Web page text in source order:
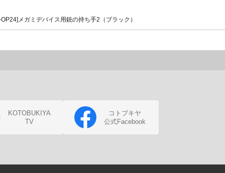
メガミデバイス用銃の持ち手2（ブラック）
KOTOBUKIYA
TV
コトブキヤ
公式Facebook